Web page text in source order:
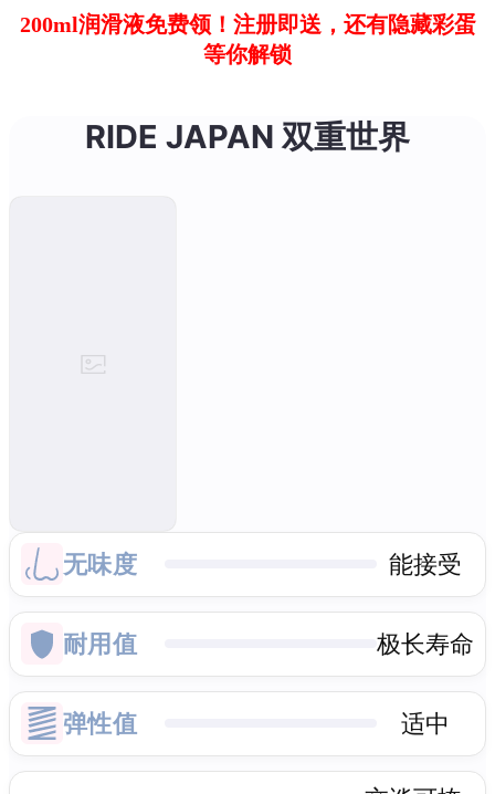
200ml润滑液免费领！注册即送，还有隐藏彩蛋
等你解锁
RIDE JAPAN 双重世界
无味度 能接受
耐用值 极长寿命
弹性值 适中